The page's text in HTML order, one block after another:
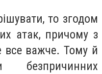
то згодом
атак, причому з
все важче. Тому й
безпричинних